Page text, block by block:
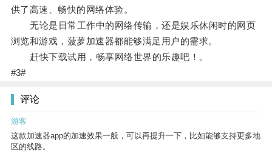
供了高速、畅快的网络体验。
无论是日常工作中的网络传输，还是娱乐休闲时的网页
浏览和游戏，菠萝加速器都能够满足用户的需求。
赶快下载试用，畅享网络世界的乐趣吧！。
#3#
评论
游客
这款加速器app的加速效果一般，可以再提升一下，比如能够支持更多地
区的线路。